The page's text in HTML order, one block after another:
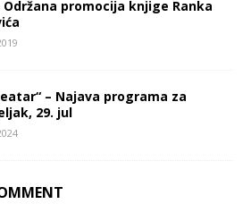
Održana promocija knjige Ranka
– Najava programa za
29. jul